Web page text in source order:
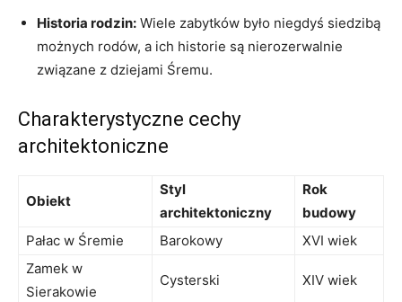
Historia rodzin: Wiele‍ zabytków było niegdyś siedzibą
możnych ‌rodów, a ich historie są nierozerwalnie
związane ⁤z dziejami​ Śremu.
Charakterystyczne cechy
architektoniczne
Obiekt
Styl
architektoniczny
Rok
budowy
Pałac w Śremie
Barokowy
XVI wiek
Zamek w
Sierakowie
Cysterski XIV wiek